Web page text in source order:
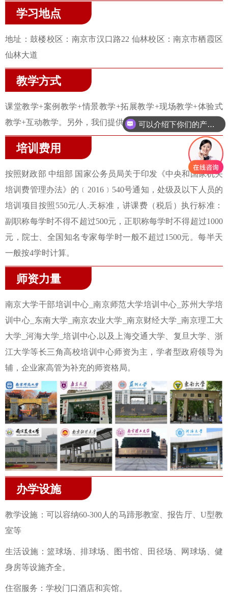
学习地点
地址：鼓楼校区：南京市汉口路22 仙林校区：南京市栖霞区
仙林大道
教学方式
课堂教学+案例教学+情景教学+拓展教学+现场教学+体验式
教学+互动教学。另外，我们提供送教上门服务。
培训费用
按照财政部 中组部 国家公务员局关于印发《中央和国家机关
培训费管理办法》的﹝2016﹞540号通知，处级及以下人员的
培训项目按照550元/人.天标准，讲课费（税后）执行标准：
副职称每学时不得不超过500元，正职称每学时不得超过1000
元，院士、全国知名专家每学时一般不超过1500元。每半天
一般按4学时计算。
师资力量
南京大学干部培训中心_南京师范大学培训中心_苏州大学培
训中心_东南大学_南京农业大学_南京财经大学_南京理工大
大学_河海大学_培训中心,以及上海交通大学、复旦大学、浙
江大学等长三角高校培训中心师资为主，学者型政府领导为
辅，企业家高管为补充的师资格局。
办学设施
教学设施：可以容纳60-300人的马蹄形教室、报告厅、U型教
室等
生活设施：篮球场、排球场、图书馆、田径场、网球场、健
身房等设施齐全。
住宿服务：学校门口酒店和宾馆。
可以介绍下你们的产品么